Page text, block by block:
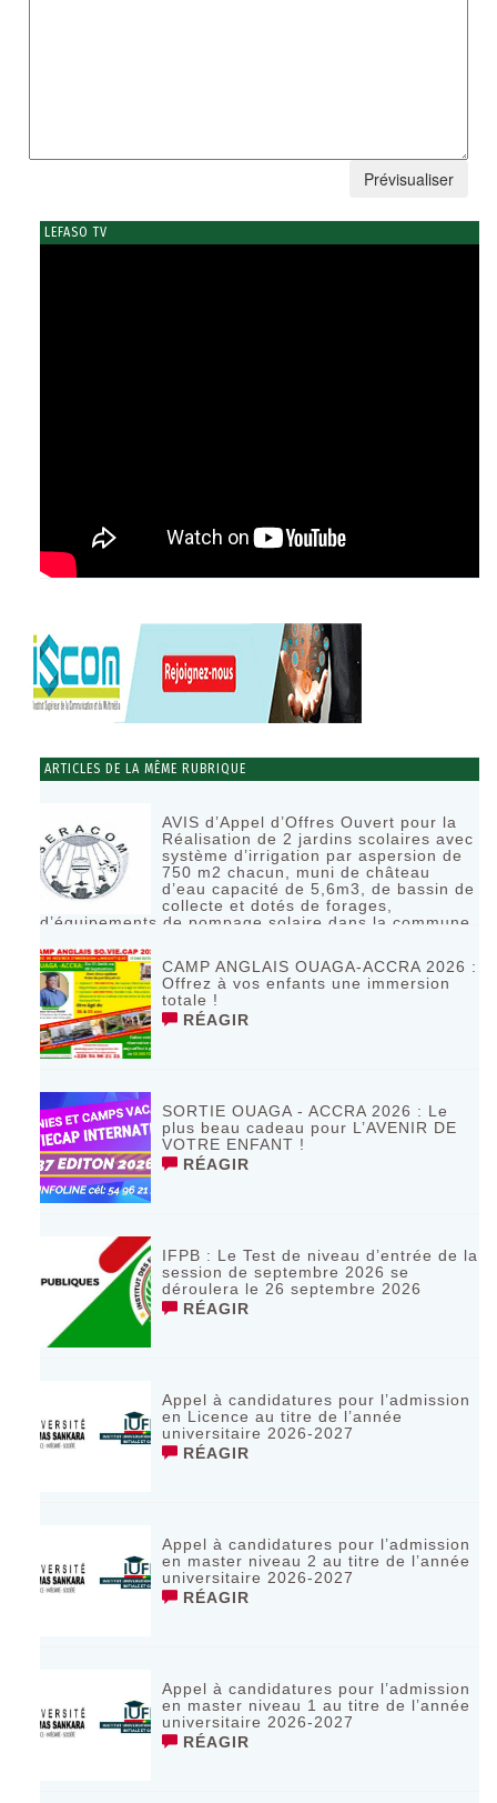
LEFASO TV
ARTICLES DE LA MÊME RUBRIQUE
AVIS d’Appel d’Offres Ouvert pour la
Réalisation de 2 jardins scolaires avec
système d’irrigation par aspersion de
750 m2 chacun, muni de château
d’eau capacité de 5,6m3, de bassin de
collecte et dotés de forages,
d’équipements de pompage solaire dans la commune
RÉAGIR
CAMP ANGLAIS OUAGA-ACCRA 2026 :
Offrez à vos enfants une immersion
totale !
RÉAGIR
SORTIE OUAGA - ACCRA 2026 : Le
plus beau cadeau pour L’AVENIR DE
VOTRE ENFANT !
RÉAGIR
IFPB : Le Test de niveau d’entrée de la
session de septembre 2026 se
déroulera le 26 septembre 2026
RÉAGIR
Appel à candidatures pour l’admission
en Licence au titre de l’année
universitaire 2026-2027
RÉAGIR
Appel à candidatures pour l’admission
en master niveau 2 au titre de l’année
universitaire 2026-2027
RÉAGIR
Appel à candidatures pour l’admission
en master niveau 1 au titre de l’année
universitaire 2026-2027
RÉAGIR